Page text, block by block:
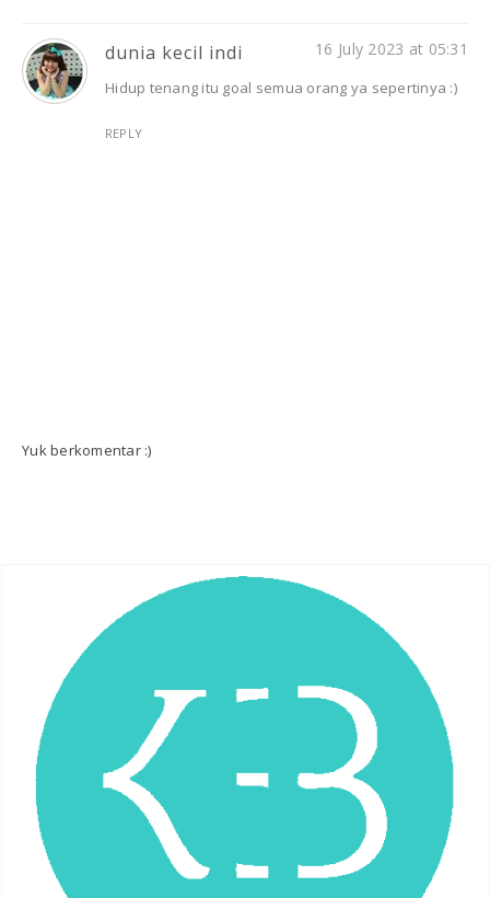
dunia kecil indi 16 July 2023 at 05:31
Hidup tenang itu goal semua orang ya sepertinya :)
REPLY
Yuk berkomentar :)